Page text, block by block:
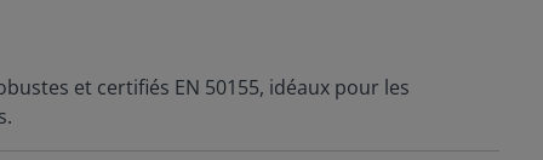
et certifiés EN 50155, idéaux pour les